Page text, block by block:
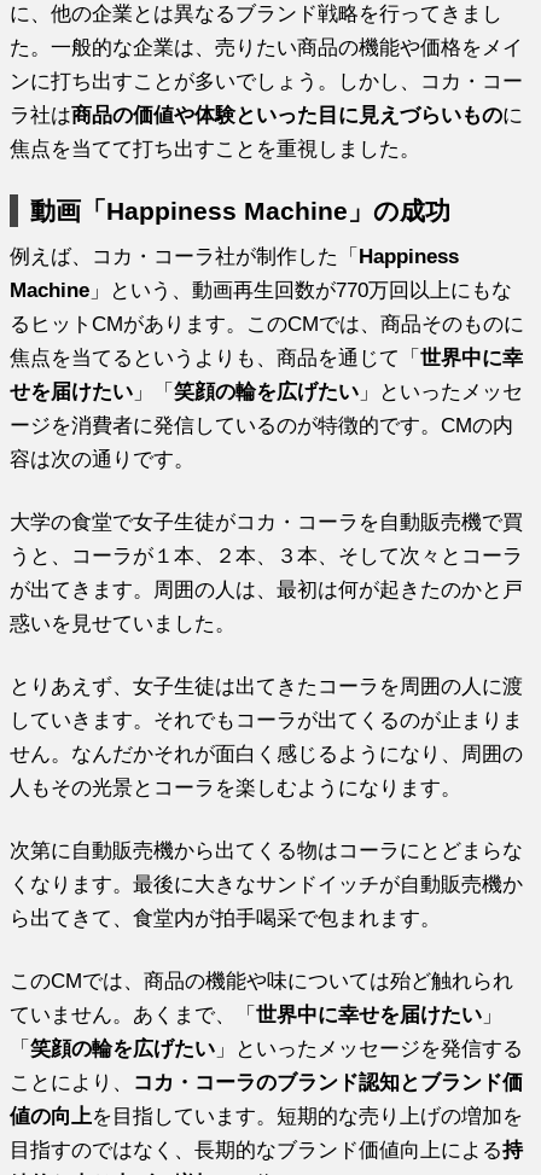
に、他の企業とは異なるブランド戦略を行ってきまし
た。一般的な企業は、売りたい商品の機能や価格をメイ
ンに打ち出すことが多いでしょう。しかし、コカ・コー
ラ社は商品の価値や体験といった目に見えづらいものに
焦点を当てて打ち出すことを重視しました。
動画「Happiness Machine」の成功
例えば、コカ・コーラ社が制作した「 Happiness
Machine 」という、動画再生回数が770万回以上にもな
るヒットCMがあります。このCMでは、商品そのものに
焦点を当てるというよりも、商品を通じて「世界中に幸
せを届けたい 」「笑顔の輪を広げたい 」といったメッセ
ージを消費者に発信しているのが特徴的です。CMの内
容は次の通りです。
大学の食堂で女子生徒がコカ・コーラを自動販売機で買
うと、コーラが１本、２本、３本、そして次々とコーラ
が出てきます。周囲の人は、最初は何が起きたのかと戸
惑いを見せていました。
とりあえず、女子生徒は出てきたコーラを周囲の人に渡
していきます。それでもコーラが出てくるのが止まりま
せん。なんだかそれが面白く感じるようになり、周囲の
人もその光景とコーラを楽しむようになります。
次第に自動販売機から出てくる物はコーラにとどまらな
くなります。最後に大きなサンドイッチが自動販売機か
ら出てきて、食堂内が拍手喝采で包まれます。
このCMでは、商品の機能や味については殆ど触れられ
ていません。あくまで、「世界中に幸せを届けたい 」
「笑顔の輪を広げたい 」といったメッセージを発信する
ことにより、 コカ・コーラのブランド認知とブランド価
値の向上を目指しています。短期的な売り上げの増加を
目指すのではなく、長期的なブランド価値向上による持